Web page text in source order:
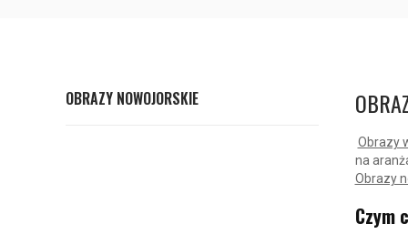
OBRAZY NOWOJORSKIE
Obrazy
na
Obrazy
Czym